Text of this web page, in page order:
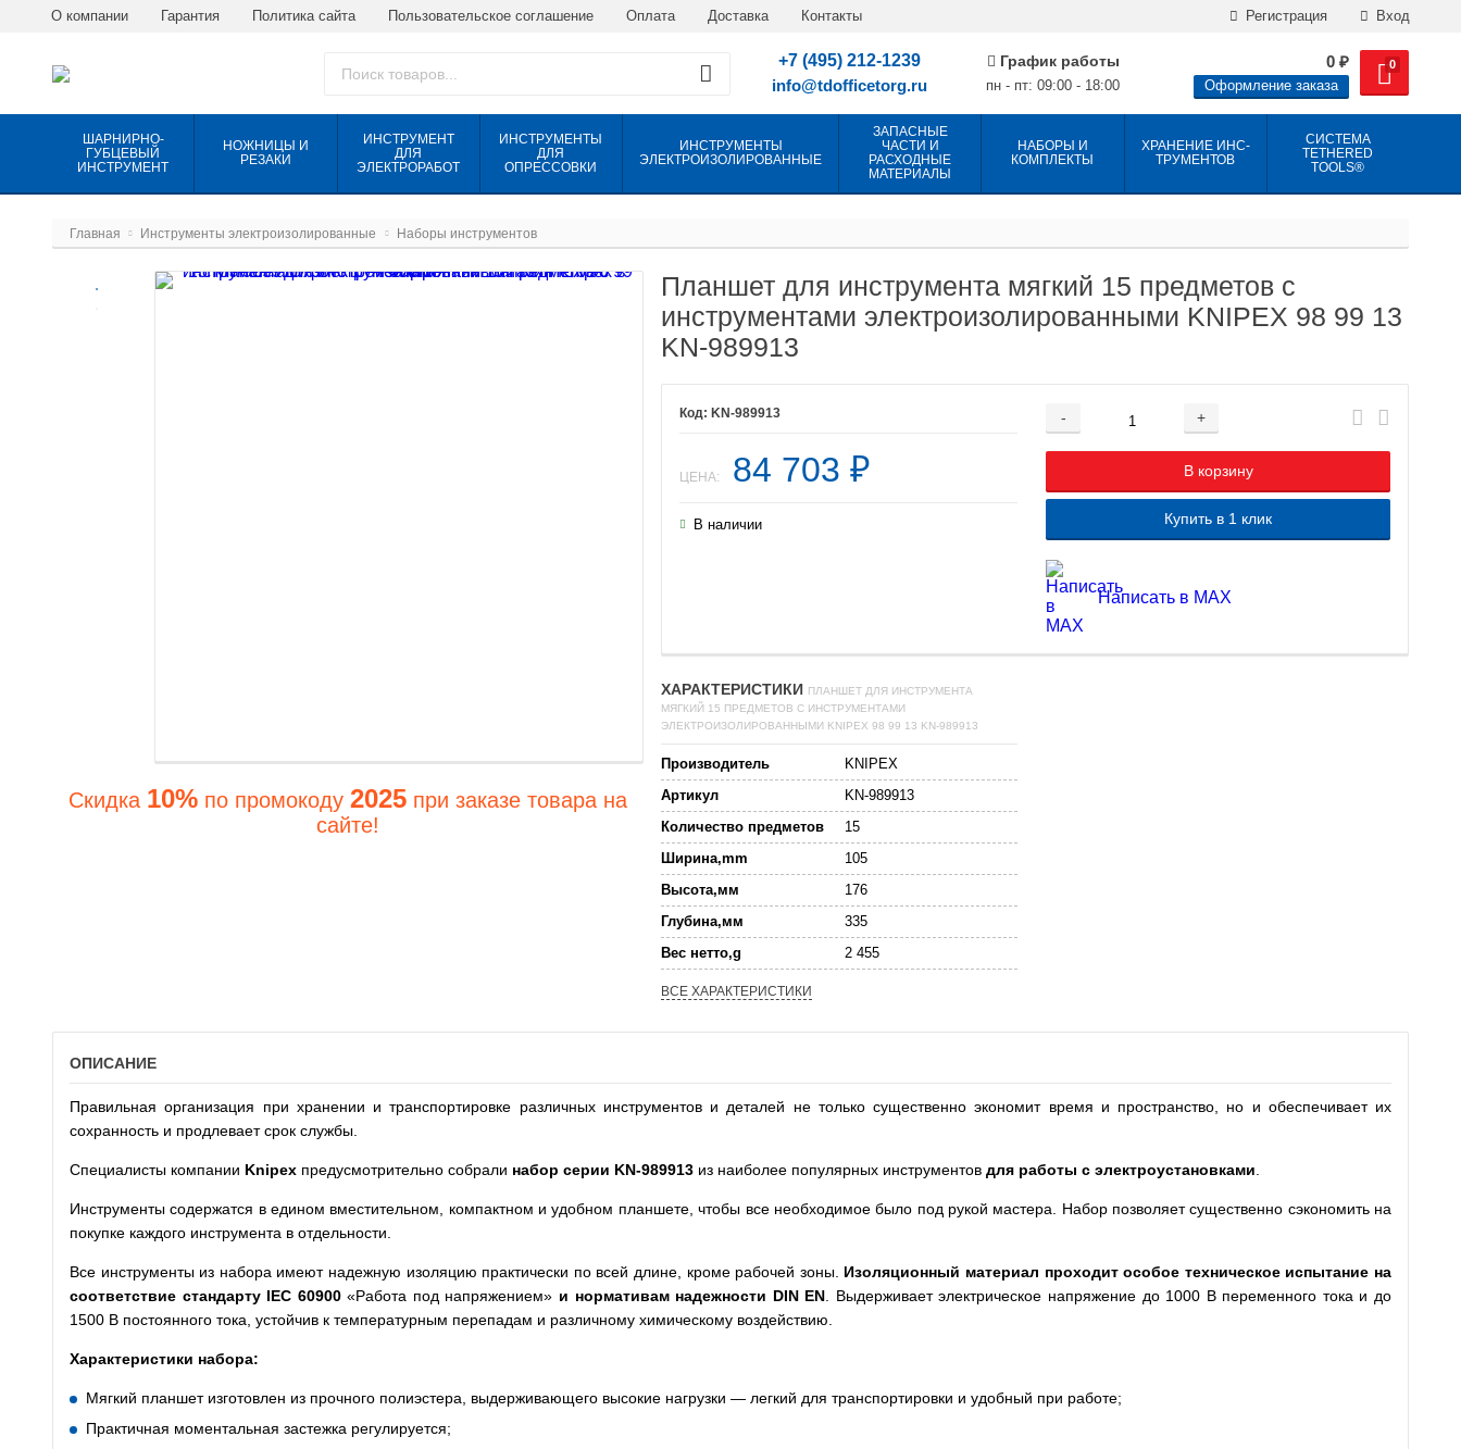
О компании Гарантия Политика сайта Пользовательское соглашение Оплата Доставка Контакты Регистрация Вход
+7 (495) 212-1239
info@tdofficetorg.ru
График работы
пн - пт: 09:00 - 18:00
0
0 ₽
Оформление заказа
ШАРНИРНО-
ГУБЦЕВЫЙ
ИНСТРУМЕНТ
НОЖНИЦЫ И
РЕЗАКИ
ИНСТРУМЕНТ
ДЛЯ
ЭЛЕКТРОРАБОТ
ИНСТРУМЕНТЫ
ДЛЯ
ОПРЕССОВКИ
ИНСТРУМЕНТЫ
ЭЛЕКТРОИЗОЛИРОВАННЫЕ
ЗАПАСНЫЕ
ЧАСТИ И
РАСХОДНЫЕ
МАТЕРИАЛЫ
НАБОРЫ И
КОМПЛЕКТЫ
ХРАНЕНИЕ ИНС­
ТРУ­МЕН­ТОВ
СИСТЕМА
TETHERED
TOOLS®
Главная Инструменты электроизолированные Наборы инструментов
Скидка 10% по промокоду 2025 при заказе товара на
сайте!
Планшет для инструмента мягкий 15 предметов с
инструментами электроизолированными KNIPEX 98 99 13
KN-989913
- +
Добавляется...
В корзину
Добавлен
Купить в 1 клик
Написать в MAX
KN-989913
ЦЕНА: 84 703 ₽
В наличии
ХАРАКТЕРИСТИКИ ПЛАНШЕТ ДЛЯ ИНСТРУМЕНТА
МЯГКИЙ 15 ПРЕДМЕТОВ С ИНСТРУМЕНТАМИ
ЭЛЕКТРОИЗОЛИРОВАННЫМИ KNIPEX 98 99 13 KN-989913
Производитель
KNIPEX
Артикул
KN-989913
Количество предметов
15
Ширина,mm
105
Высота,мм
176
Глубина,мм
335
Вес нетто,g
2 455
ВСЕ ХАРАКТЕРИСТИКИ
ОПИСАНИЕ
Правильная организация при хранении и транспортировке различных инструментов и деталей не только существенно экономит время и пространство, но и обеспечивает их
сохранность и продлевает срок службы.
Специалисты компании Knipex предусмотрительно собрали набор серии KN-989913 из наиболее популярных инструментов для работы с электроустановками
Инструменты содержатся в едином вместительном, компактном и удобном планшете, чтобы все необходимое было под рукой мастера. Набор позволяет существенно сэкономить на
покупке каждого инструмента в отдельности.
Все инструменты из набора имеют надежную изоляцию практически по всей длине, кроме рабочей зоны. Изоляционный материал проходит особое техническое испытание на
соответствие стандарту IEC 60900«Работа под напряжением» и нормативам надежности DIN EN . Выдерживает электрическое напряжение до 1000 В переменного тока и до
1500 В постоянного тока, устойчив к температурным перепадам и различному химическому воздействию.
Характеристики набора:
Мягкий планшет изготовлен из прочного полиэстера, выдерживающего высокие нагрузки — легкий для транспортировки и удобный при работе;
Практичная моментальная застежка регулируется;